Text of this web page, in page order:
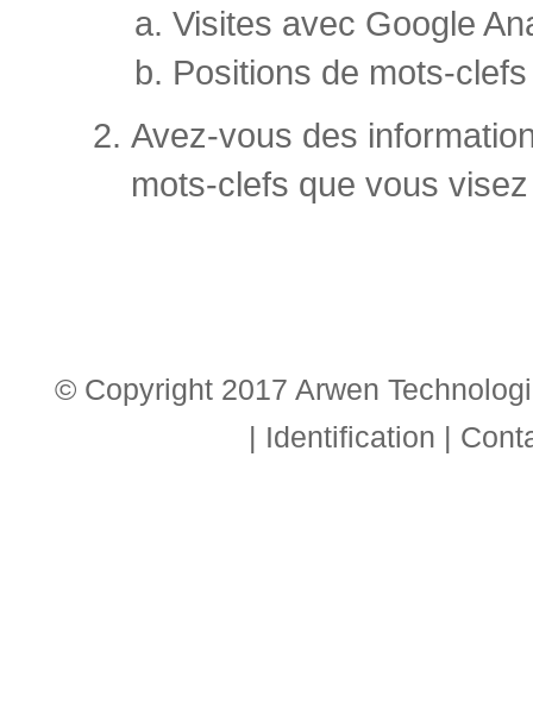
Visites avec Google
Positions de mots-
Avez-vous des
mots-clefs que vous
© Copyright 2017 Arwen
| Identification |